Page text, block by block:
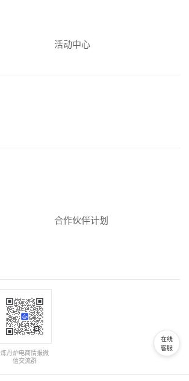
活动中心
合作伙伴计划
炼丹炉电商情报微
信交流群
在线
客服